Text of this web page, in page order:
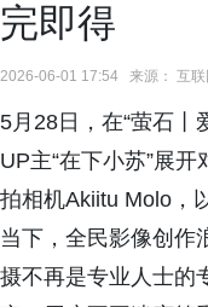
完即得
2026-06-01 17:54 来源： 互联
5月28日，在“萤石丨
UP主“在下小苏”展
拍相机Akiitu Molo，
当下，全民影像创
摄不再是专业人士的